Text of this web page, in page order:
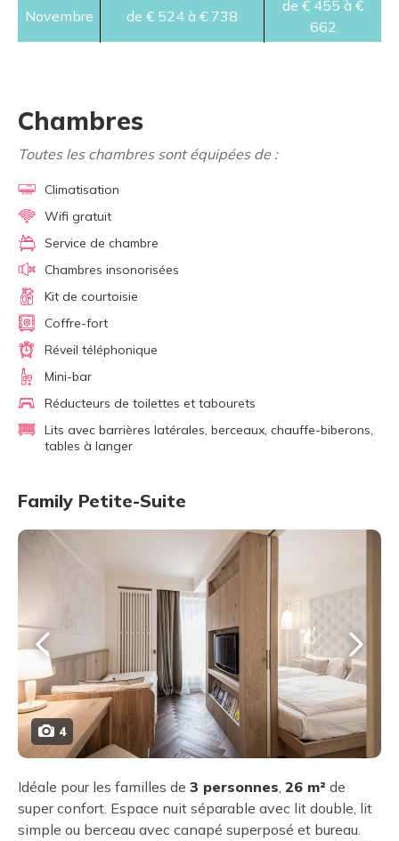
Novembre de € 524 à € 738
de € 455 à €
662
Chambres
Toutes les chambres sont équipées de :
Climatisation
Wifi gratuit
Service de chambre
Chambres insonorisées
Kit de courtoisie
Coffre-fort
Réveil téléphonique
Mini-bar
Réducteurs de toilettes et tabourets
Lits avec barrières latérales, berceaux, chauffe-biberons,
tables à langer
Family Petite-Suite
4
Idéale pour les familles de 3 personnes, 26 m² de
super confort. Espace nuit séparable avec lit double, lit
simple ou berceau avec canapé superposé et bureau.